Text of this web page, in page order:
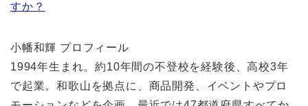
すか？
小幡和輝 プロフィール
1994年生まれ。約10年間の不登校を経験後、高校3年
で起業。和歌山を拠点に、商品開発、イベントやプロ